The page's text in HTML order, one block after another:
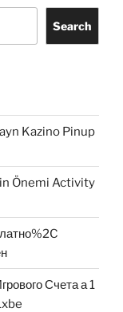
Search
Kazino Pinup
Önemi Activity
Счета а 1